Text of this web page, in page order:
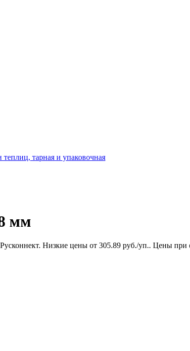
тарная и упаковочная
мм
Низкие цены от 305.89 руб./уп.. Цены при